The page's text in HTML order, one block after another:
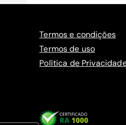
Termos e condições
Termos de uso
Política de